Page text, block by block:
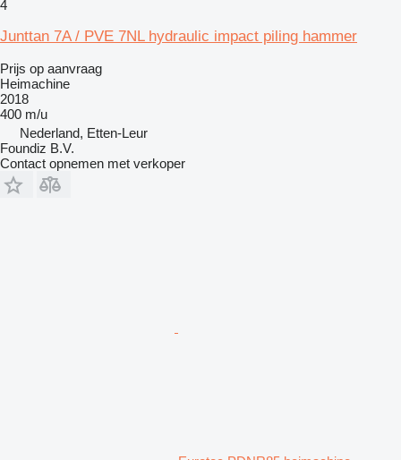
4
Junttan 7A / PVE 7NL hydraulic impact piling hammer
Prijs op aanvraag
Heimachine
2018
400 m/u
Nederland, Etten-Leur
Foundiz B.V.
Contact opnemen met verkoper